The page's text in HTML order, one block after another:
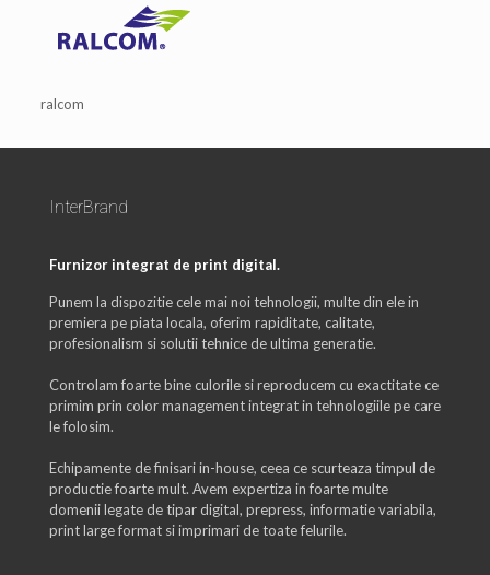
ralcom
InterBrand
Furnizor integrat de print digital.
Punem la dispozitie cele mai noi tehnologii, multe din ele in
premiera pe piata locala, oferim rapiditate, calitate,
profesionalism si solutii tehnice de ultima generatie.
Controlam foarte bine culorile si reproducem cu exactitate ce
primim prin color management integrat in tehnologiile pe care
le folosim.
Echipamente de finisari in-house, ceea ce scurteaza timpul de
productie foarte mult. Avem expertiza in foarte multe
domenii legate de tipar digital, prepress, informatie variabila,
print large format si imprimari de toate felurile.